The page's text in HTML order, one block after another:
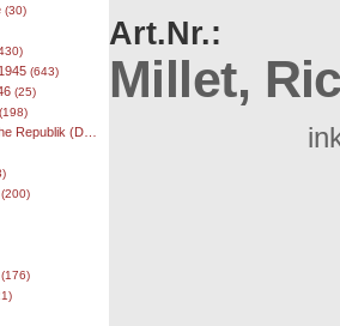
(30)
(643)
(25)
(198)
(DDR) 1949-1989
(200)
(176)
Art.Nr.:
Millet,